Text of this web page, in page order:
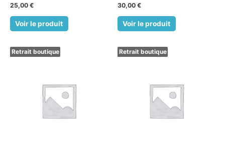
25,00 €
Voir le produit
30,00 €
Voir le produit
Retrait boutique Retrait boutique